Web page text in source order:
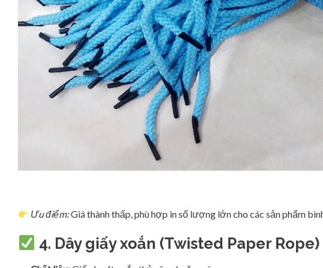
Ưu điểm:Giá thành thấp, phù hợp in số lượng lớn cho các sản phẩm
4. Dây giấy xoắn (Twisted Paper Rope)